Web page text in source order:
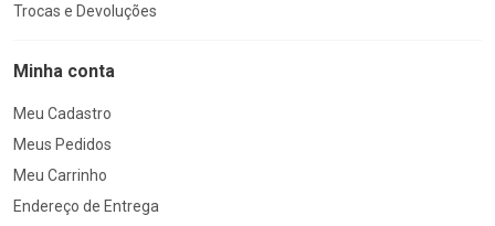
Trocas e Devoluções
Minha conta
Meu Cadastro
Meus Pedidos
Meu Carrinho
Endereço de Entrega